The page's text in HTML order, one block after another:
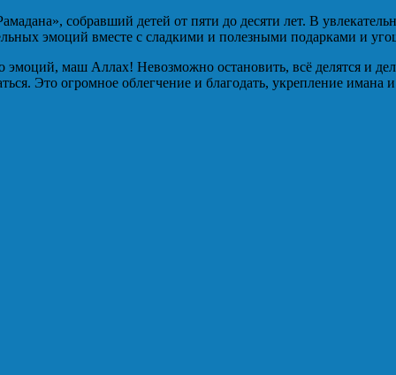
собравший детей от пяти до десяти лет. В
эмоций вместе с сладкими и полезными подарками и
маш Аллах! Невозможно остановить, всё делятся и
Это огромное облегчение и благодать, укрепление